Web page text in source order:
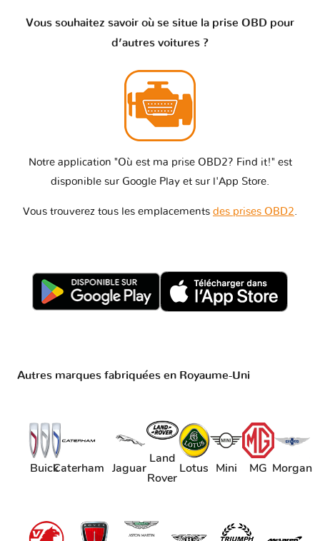
Vous souhaitez savoir où se situe la prise OBD pour
d’autres voitures ?
Notre application "Où est ma prise OBD2? Find it!" est
disponible sur Google Play et sur l'App Store.
Vous trouverez tous les emplacements des prises OBD2
Autres marques fabriquées en Royaume-Uni
BuickCaterham Jaguar
Land
Rover
Lotus Mini MG Morgan